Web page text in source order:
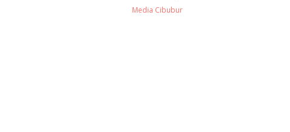
Posted
Media Cibubur